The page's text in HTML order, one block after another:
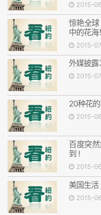
2015-
惊艳全
中的花海
2015-
外媒披露
2015-
20种花的
2015-
百度突然
到 !
2015-
美国生活
2015-